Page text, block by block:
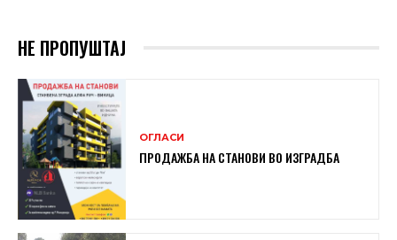
НЕ ПРОПУШТАЈ
ОГЛАСИ
ПРОДАЖБА НА СТАНОВИ ВО ИЗГРАДБА